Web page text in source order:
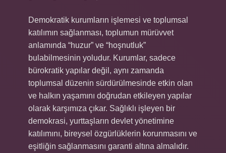
Demokratik kurumların işlemesi ve toplumsal
katılımın sağlanması, toplumun mürüvvet
anlamında “huzur” ve “hoşnutluk”
bulabilmesinin yoludur. Kurumlar, sadece
bürokratik yapılar değil, aynı zamanda
toplumsal düzenin sürdürülmesinde etkin olan
ve halkın yaşamını doğrudan etkileyen yapılar
olarak karşımıza çıkar. Sağlıklı işleyen bir
demokrasi, yurttaşların devlet yönetimine
katılımını, bireysel özgürlüklerin korunmasını ve
eşitliğin sağlanmasını garanti altına almalıdır.